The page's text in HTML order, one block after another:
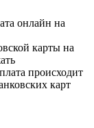
онлайн на
карты на
происходит
карт